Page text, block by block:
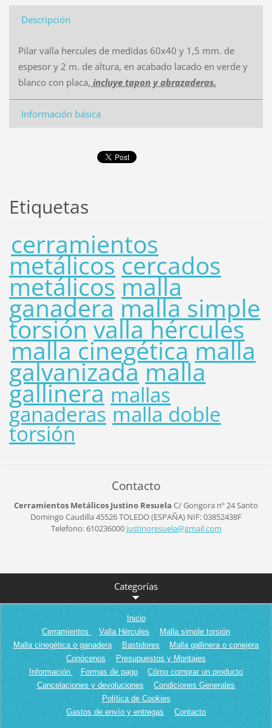
Descripción
Pilar valla hercules de medidas 60x40 y 1,5 mm. de
espesor y 2 m. de altura, en acabado lacado en verde y
blanco con placa, incluye tapon y abrazaderas.
Información básica
Etiquetas
cerramientos
metálicoscercados
metálicosmalla
ganadera malla simple
torsiónvalla hércules
malla cinegéticamalla
galvanizadamalla
gallinera mallas
ganaderas malla doble
torsión
Contacto
Cerramientos Metálicos Justino Resuela C/ Gongora nº 24Santo
Domingo Caudilla 45526TOLEDO (ESPAÑA) NIF: 03852438F
Telefono: 610236000 justinoresuela@gmail.com
Categorías
Inicio
Cerramientos
Valla Hércules
Malla simple torsión
Malla cinegética o ganadera
Bastidores
Malla gallinera o conejera
Conócenos
Presupuestos y Montajes
Información
Formas de pago
Cómo comprar un producto
Cancelaciones y devoluciones
Condiciones Generales
Política de Cookies
Gastos de envío y entregas
Contacto